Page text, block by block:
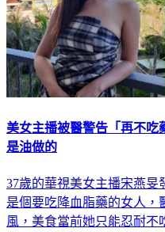
美女主播被醫警告「再不
是油做的
37歲的華視美女主播宋燕
是個要吃降血脂藥的女人，
風，美食當前她只能忍耐不